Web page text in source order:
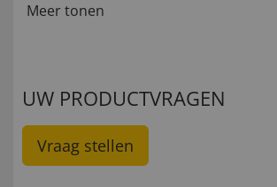
Meer tonen
UW PRODUCTVRAGEN
Vraag stellen